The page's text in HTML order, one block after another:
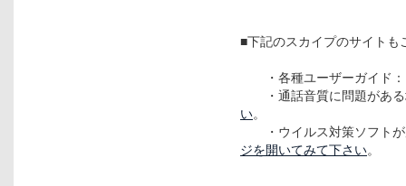
■下記のスカイプのサイトも
・各種ユーザーガイド：
・通話音質に問題がある
い。
・ウイルス対策ソフトが
ジを開いてみて下さい。